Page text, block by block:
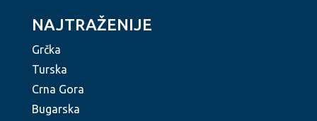
NAJTRAŽENIJE
Grčka
Turska
Crna Gora
Bugarska